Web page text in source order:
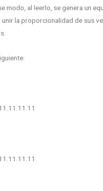
modo, al leerlo, se genera un
la proporcionalidad de sus